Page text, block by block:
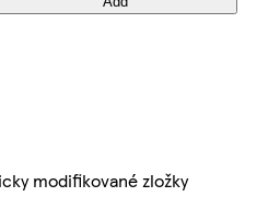
modifikované zložky